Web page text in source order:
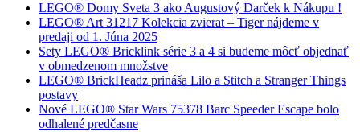
LEGO® Domy Sveta 3 ako Augustový Darček k Nákupu !
LEGO® Art 31217 Kolekcia zvierat – Tiger nájdeme v
predaji od 1. Júna 2025
Sety LEGO® Bricklink série 3 a 4 si budeme môcť objednať
v obmedzenom množstve
LEGO® BrickHeadz prináša Lilo a Stitch a Stranger Things
postavy
Nové LEGO® Star Wars 75378 Barc Speeder Escape bolo
odhalené predčasne